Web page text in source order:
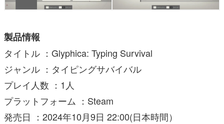
製品情報
タイトル ：Glyphica: Typing Survival
ジャンル ：タイピングサバイバル
プレイ人数 ：1人
プラットフォーム ：Steam
発売日 ：2024年10月9日 22:00(日本時間）